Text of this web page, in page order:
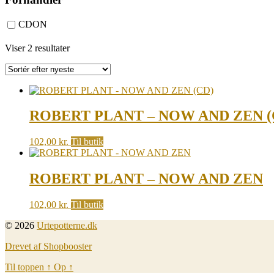
CDON
Viser 2 resultaterSorted
latest
ROBERT PLANT – NOW AND ZEN
102,00 kr. Til butik
ROBERT PLANT – NOW AND ZEN
102,00 kr. Til butik
© 2026 Urtepotterne.dk
Drevet af Shopbooster
Til toppen ↑ Op ↑